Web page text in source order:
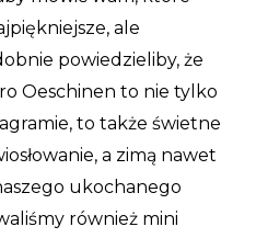
ale
powiedzieliby, że
Oeschinen to nie tylko
to także świetne
a zimą nawet
ukochanego
również mini